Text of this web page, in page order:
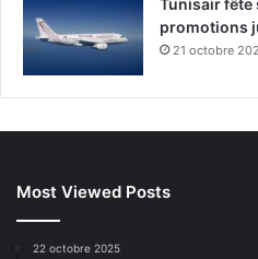
promotions
21 octobre
Most Viewed Posts
22 octobre 2025